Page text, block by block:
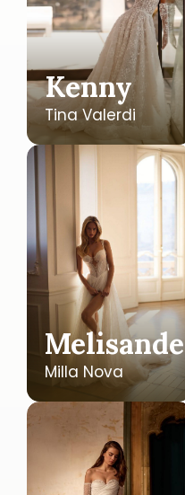
Kenny
Tina Valerdi
Melisande
Milla Nova